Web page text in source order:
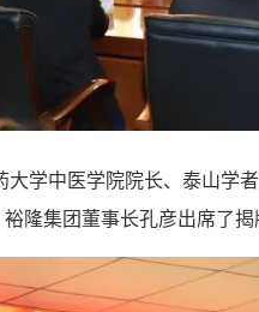
学中医学院院长、泰山学
隆集团董事长孔彦出席了揭